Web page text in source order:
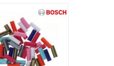
DO KOŠÍKA
Porovnať